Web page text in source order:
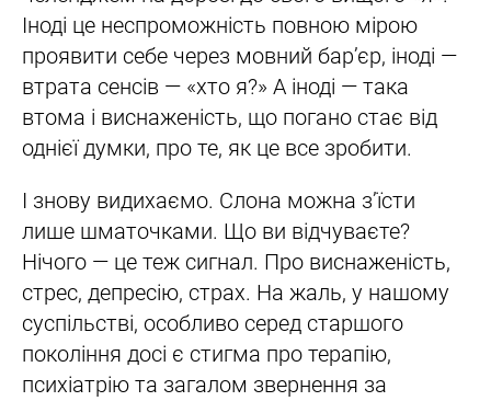
Іноді це неспроможність повною мірою
проявити себе через мовний бар’єр, іноді —
втрата сенсів — «хто я?» А іноді — така
втома і виснаженість, що погано стає від
однієї думки, про те, як це все зробити.
І знову видихаємо. Слона можна з’їсти
лише шматочками. Що ви відчуваєте?
Нічого — це теж сигнал. Про виснаженість,
стрес, депресію, страх. На жаль, у нашому
суспільстві, особливо серед старшого
покоління досі є стигма про терапію,
психіатрію та загалом звернення за